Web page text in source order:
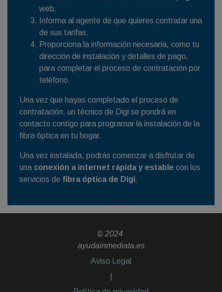
web.
Informa al agente de que quieres contratar una
de sus tarifas.
Proporciona la información necesaria, como tu
dirección de instalación y detalles de pago,
para completar el proceso de contratación por
teléfono.
Una vez que hayas completado el proceso de
contratación, un técnico de Digi se pondrá en
contacto contigo para programar la instalación de la
fibra óptica en tu hogar.
Una vez instalada, podrás comenzar a disfrutar de
una conexión a internet rápida y estable con los
servicios de fibra óptica de Digi.
© 2024
ayudainmediata.es
Aviso Legal